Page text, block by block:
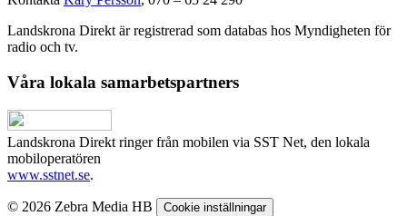
Landskrona Direkt är registrerad som databas hos Myndigheten för
radio och tv.
Våra lokala samarbetspartners
Landskrona Direkt ringer från mobilen via SST Net, den lokala
mobiloperatören
www.sstnet.se.
© 2026 Zebra Media HB Cookie inställningar